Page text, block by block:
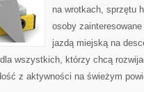
na wrotkach, sprzętu
osoby
jazdą miejską na
wszystkich, którzy chcą
z aktywności na świeżym